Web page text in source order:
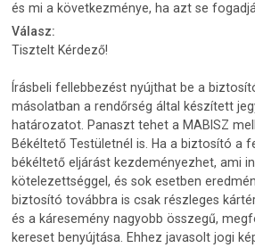
és mi a következménye, ha azt se
Válasz:
Tisztelt Kérdező!
Írásbeli fellebbezést nyújthat be a
másolatban a rendőrség által készített
határozatot. Panaszt tehet a MABISZ
Békéltető Testületnél is. Ha a biztosító a
békéltető eljárást kezdeményezhet, ami
kötelezettséggel, és sok esetben
biztosító továbbra is csak részleges
és a káresemény nagyobb összegű,
kereset benyújtása. Ehhez javasolt jogi